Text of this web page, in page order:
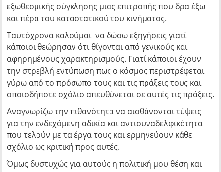
εξωθεσμικής σύγκλησης μιας επιτροπής που δρα έξω
και πέρα του καταστατικού του κινήματος.
Ταυτόχρονα καλούμαι να δώσω εξηγήσεις γιατί
κάποιοι θεώρησαν ότι θίγονται από γενικούς και
αφηρημένους χαρακτηρισμούς. Γιατί κάποιοι έχουν
την στρεβλή εντύπωση πως ο κόσμος περιστρέφεται
γύρω από το πρόσωπο τους και τις πράξεις τους και
οποιοδήποτε σχόλιο απευθύνεται σε αυτές τις πράξεις.
Αναγνωρίζω την πιθανότητα να αισθάνονται τύψεις
για την ενδεχόμενη αδικία και αντισυναδελφικότητα
που τελούν με τα έργα τους και ερμηνεύουν κάθε
σχόλιο ως κριτική προς αυτές.
Όμως δυστυχώς για αυτούς η πολιτική μου θέση και